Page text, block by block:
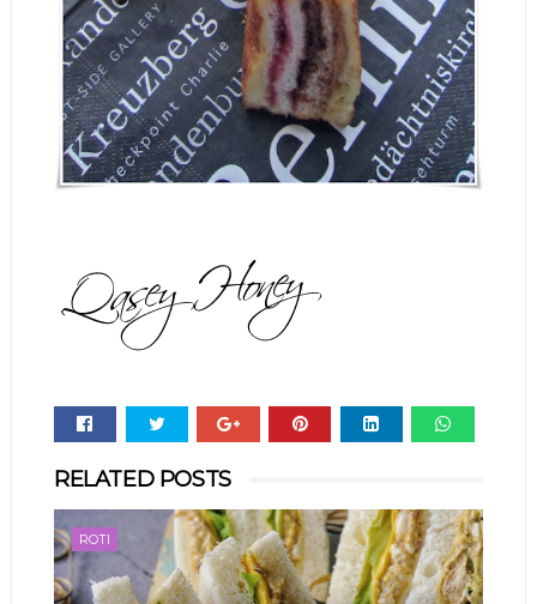
RELATED POSTS
ROTI